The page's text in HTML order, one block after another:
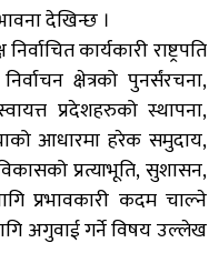
देखिन्छ ।
कार्यकारी राष्ट्रपति
क्षेत्रको पुनर्संरचना,
प्रदेशहरुको स्थापना,
आधारमा हरेक समुदाय,
प्रत्याभूति, सुशासन,
प्रभावकारी कदम चाल्ने
अगुवाई गर्ने विषय उल्लेख